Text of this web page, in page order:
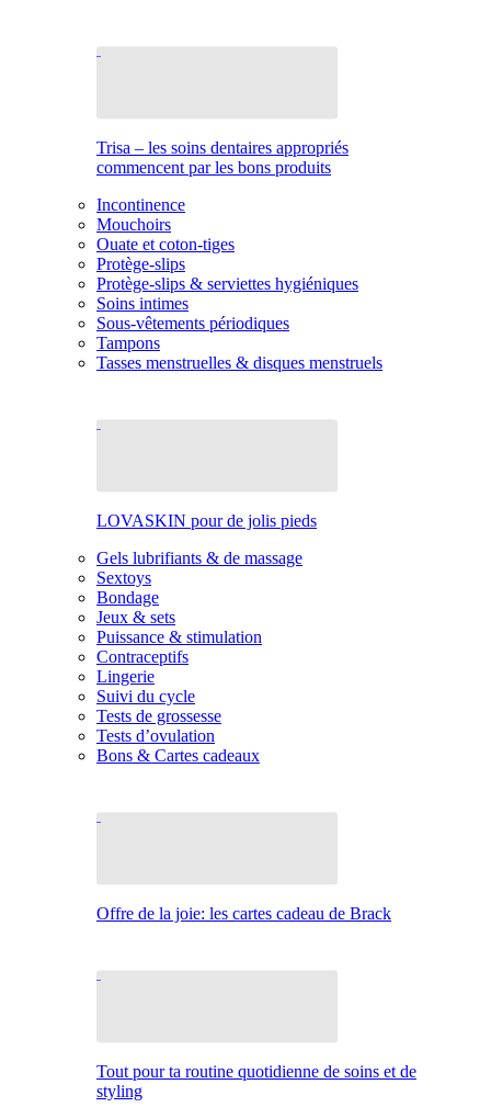
Trisa – les soins dentaires appropriés
commencent par les bons produits
Incontinence
Mouchoirs
Ouate et coton-tiges
Protège-slips
Protège-slips & serviettes hygiéniques
Soins intimes
Sous-vêtements périodiques
Tampons
Tasses menstruelles & disques menstruels
LOVASKIN pour de jolis pieds
Gels lubrifiants & de massage
Sextoys
Bondage
Jeux & sets
Puissance & stimulation
Contraceptifs
Lingerie
Suivi du cycle
Tests de grossesse
Tests d’ovulation
Bons & Cartes cadeaux
Offre de la joie: les cartes cadeau de Brack
Tout pour ta routine quotidienne de soins et de
styling